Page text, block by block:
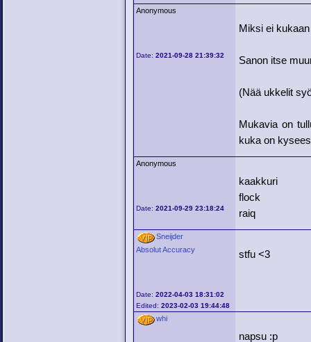
Anonymous
Date:2021-09-28 21:39:32
Miksi ei
Sanon itse
(Nää ukkelit
Mukavia on
kuka on
Anonymous
Date:2021-09-29 23:18:24
kaakkuri
flock
raiq
Sneijder
Absolut Accuracy
Date:2022-04-03 18:31:02
Edited:2023-02-03 19:44:48
stfu <3
whi
napsu :p